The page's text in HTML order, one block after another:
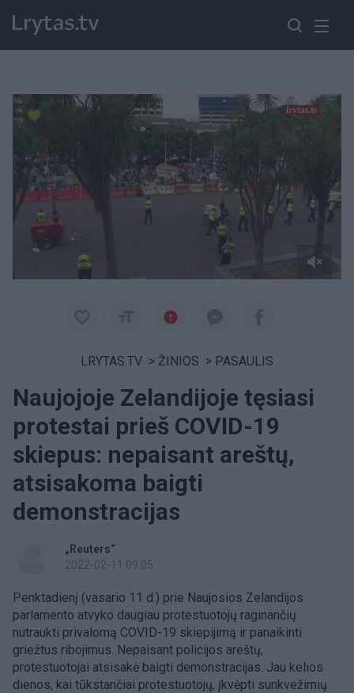
LRYTAS.TV > ŽINIOS > PASAULIS
Naujojoje Zelandijoje tęsiasi
protestai prieš COVID-19
skiepus: nepaisant areštų,
atsisakoma baigti
demonstracijas
„Reuters“
2022-02-11 09:05
Penktadienį (vasario 11 d.) prie Naujosios Zelandijos
parlamento atvyko daugiau protestuotojų raginančių
nutraukti privalomą COVID-19 skiepijimą ir panaikinti
griežtus ribojimus. Nepaisant policijos areštų,
protestuotojai atsisakė baigti demonstracijas. Jau kelios
dienos, kai tūkstančiai protestuotojų, įkvėpti sunkvežimių